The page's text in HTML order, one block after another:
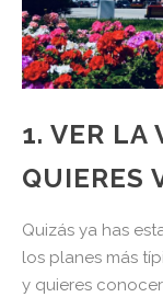
1. VER LA
QUIERES
Quizás ya has
los planes más
y quieres